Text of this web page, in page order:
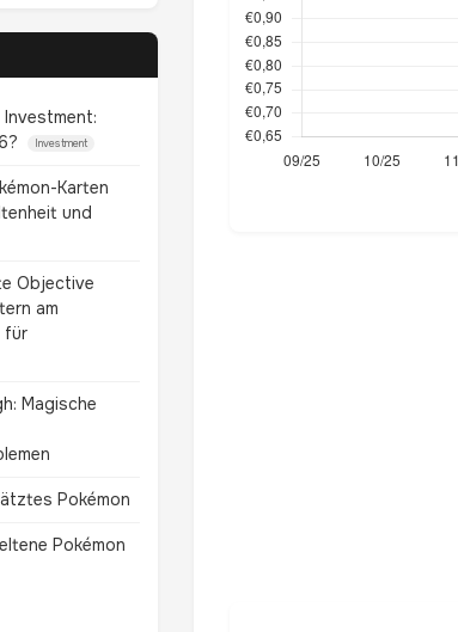
Investment
Karten
und
Objective
am
für
Magische
Pokémon
Pokémon